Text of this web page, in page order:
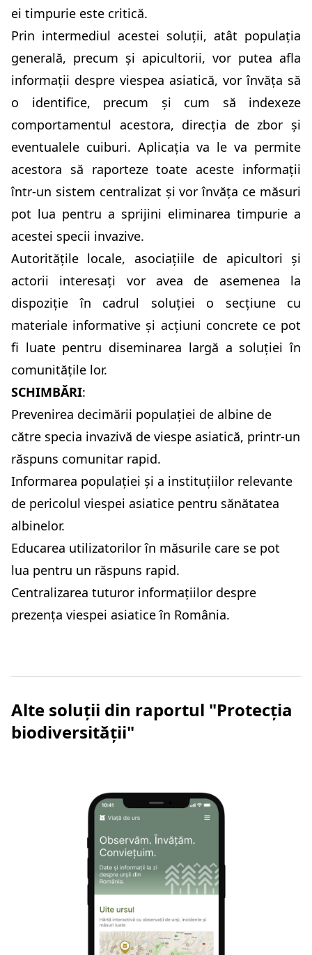
ei timpurie este critică.
Prin intermediul acestei soluții, atât populația
generală, precum și apicultorii, vor putea afla
informații despre viespea asiatică, vor învăța să
o identifice, precum și cum să indexeze
comportamentul acestora, direcția de zbor și
eventualele cuiburi. Aplicația va le va permite
acestora să raporteze toate aceste informații
într-un sistem centralizat și vor învăța ce măsuri
pot lua pentru a sprijini eliminarea timpurie a
acestei specii invazive.
Autoritățile locale, asociațiile de apicultori și
actorii interesați vor avea de asemenea la
dispoziție în cadrul soluției o secțiune cu
materiale informative și acțiuni concrete ce pot
fi luate pentru diseminarea largă a soluției în
comunitățile lor.
SCHIMBĂRI:
Prevenirea decimării populației de albine de
către specia invazivă de viespe asiatică, printr-un
răspuns comunitar rapid.
Informarea populației și a instituțiilor relevante
de pericolul viespei asiatice pentru sănătatea
albinelor.
Educarea utilizatorilor în măsurile care se pot
lua pentru un răspuns rapid.
Centralizarea tuturor informațiilor despre
prezența viespei asiatice în România.
Alte soluții din raportul "Protecția
biodiversității"